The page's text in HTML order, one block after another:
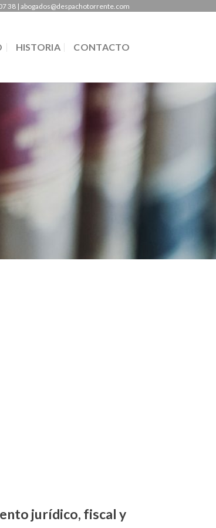
38 | abogados@despachotorrente.com
HISTORIA CONTACTO
jurídico, fiscal y